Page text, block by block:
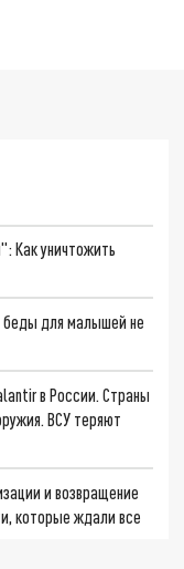
Как уничтожить
беды для малышей не
в России. Страны
ВСУ теряют
и возвращение
которые ждали все